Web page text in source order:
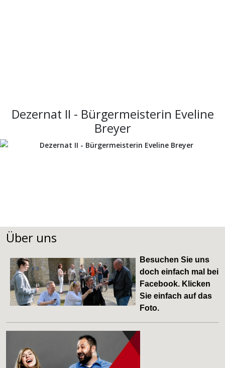
Dezernat II - Bürgermeisterin Eveline
Breyer
Über uns
Besuchen Sie uns
doch einfach mal bei
Facebook. Klicken
Sie einfach auf das
Foto.